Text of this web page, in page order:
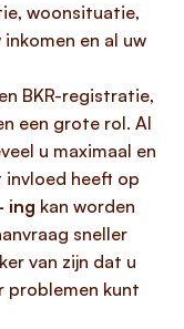
woonsituatie,
en al uw
BKR-registratie,
een grote rol. Al
u maximaal en
heeft op
ing kan worden
sneller
van zijn dat u
problemen kunt